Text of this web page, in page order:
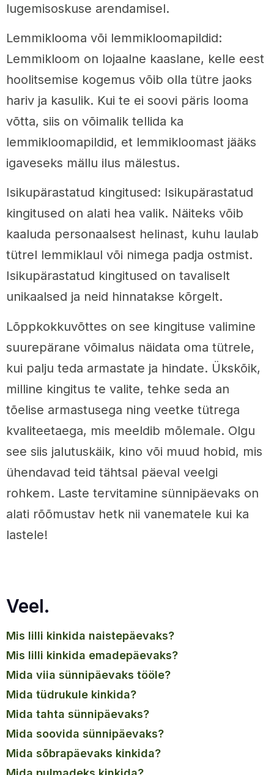
lugemisoskuse arendamisel.
Lemmiklooma või lemmikloomapildid:
Lemmikloom on lojaalne kaaslane, kelle eest
hoolitsemise kogemus võib olla tütre jaoks
hariv ja kasulik. Kui te ei soovi päris looma
võtta, siis on võimalik tellida ka
lemmikloomapildid, et lemmikloomast jääks
igaveseks mällu ilus mälestus.
Isikupärastatud kingitused: Isikupärastatud
kingitused on alati hea valik. Näiteks võib
kaaluda personaalsest helinast, kuhu laulab
tütrel lemmiklaul või nimega padja ostmist.
Isikupärastatud kingitused on tavaliselt
unikaalsed ja neid hinnatakse kõrgelt.
Lõppkokkuvõttes on see kingituse valimine
suurepärane võimalus näidata oma tütrele,
kui palju teda armastate ja hindate. Ükskõik,
milline kingitus te valite, tehke seda an
tõelise armastusega ning veetke tütrega
kvaliteetaega, mis meeldib mõlemale. Olgu
see siis jalutuskäik, kino või muud hobid, mis
ühendavad teid tähtsal päeval veelgi
rohkem. Laste tervitamine sünnipäevaks on
alati rõõmustav hetk nii vanematele kui ka
lastele!
Veel.
mis lilli kinkida naistepäevaks?
mis lilli kinkida emadepäevaks?
mida viia sünnipäevaks tööle?
mida tüdrukule kinkida?
mida tahta sünnipäevaks?
mida soovida sünnipäevaks?
mida sõbrapäevaks kinkida?